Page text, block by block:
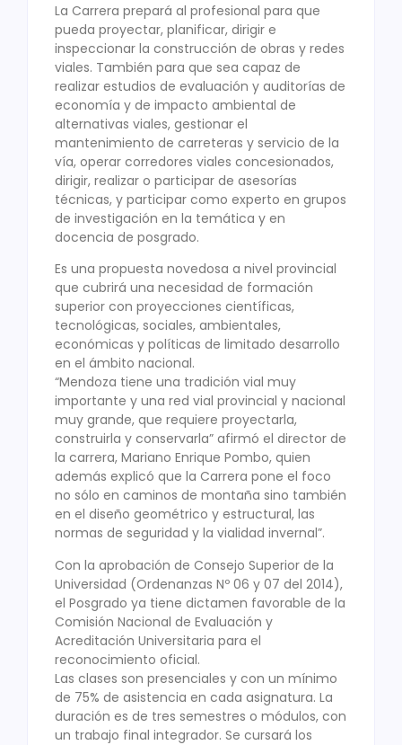
La Carrera prepará al profesional para que
pueda proyectar, planificar, dirigir e
inspeccionar la construcción de obras y redes
viales. También para que sea capaz de
realizar estudios de evaluación y auditorías de
economía y de impacto ambiental de
alternativas viales, gestionar el
mantenimiento de carreteras y servicio de la
vía, operar corredores viales concesionados,
dirigir, realizar o participar de asesorías
técnicas, y participar como experto en grupos
de investigación en la temática y en
docencia de posgrado.
Es una propuesta novedosa a nivel provincial
que cubrirá una necesidad de formación
superior con proyecciones científicas,
tecnológicas, sociales, ambientales,
económicas y políticas de limitado desarrollo
en el ámbito nacional.
“Mendoza tiene una tradición vial muy
importante y una red vial provincial y nacional
muy grande, que requiere proyectarla,
construirla y conservarla” afirmó el director de
la carrera, Mariano Enrique Pombo, quien
además explicó que la Carrera pone el foco
no sólo en caminos de montaña sino también
en el diseño geométrico y estructural, las
normas de seguridad y la vialidad invernal”.
Con la aprobación de Consejo Superior de la
Universidad (Ordenanzas Nº 06 y 07 del 2014),
el Posgrado ya tiene dictamen favorable de la
Comisión Nacional de Evaluación y
Acreditación Universitaria para el
reconocimiento oficial.
Las clases son presenciales y con un mínimo
de 75% de asistencia en cada asignatura. La
duración es de tres semestres o módulos, con
un trabajo final integrador. Se cursará los